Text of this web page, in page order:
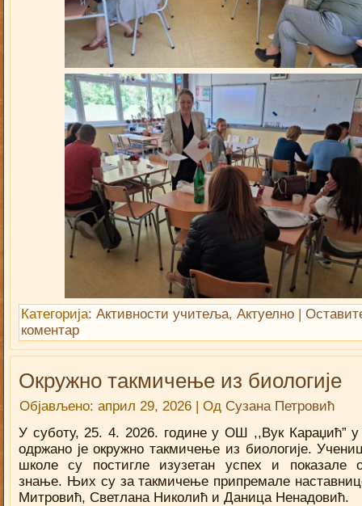
Категорија: Активности учитеља, Актуелно |
коментар
Окружно такмичење из биологије
Објављено: април 29, 2026 | Од Сузана Петровић
У суботу, 25. 4. 2026. године у ОШ ,,Вук Караџић”
одржано је окружно такмичење из биологије.
школе су постигле изузетан успех и показале
знање. Њих су за такмичење припремале
Митровић, Светлана Николић и Даница Ненадовић.